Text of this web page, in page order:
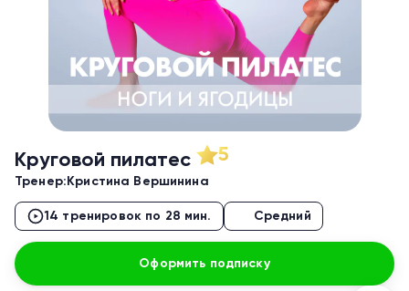
Круговой пилатес 5
Тренер: Кристина Вершинина
14 тренировок по 28 мин. Средний
Оформить подписку